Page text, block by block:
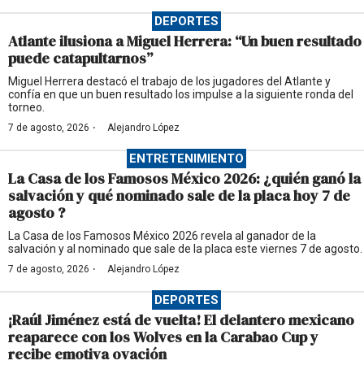
DEPORTES
Atlante ilusiona a Miguel Herrera: “Un buen resultado
puede catapultarnos”
Miguel Herrera destacó el trabajo de los jugadores del Atlante y
confía en que un buen resultado los impulse a la siguiente ronda del
torneo.
7 de agosto, 2026 · Alejandro López
ENTRETENIMIENTO
La Casa de los Famosos México 2026: ¿quién ganó la
salvación y qué nominado sale de la placa hoy 7 de
agosto ?
La Casa de los Famosos México 2026 revela al ganador de la
salvación y al nominado que sale de la placa este viernes 7 de agosto.
7 de agosto, 2026 · Alejandro López
DEPORTES
¡Raúl Jiménez está de vuelta! El delantero mexicano
reaparece con los Wolves en la Carabao Cup y
recibe emotiva ovación